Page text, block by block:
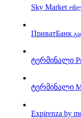
Sky Market
ПриватБанк
ტერმინალი
ტერმინალი
Expirenza by